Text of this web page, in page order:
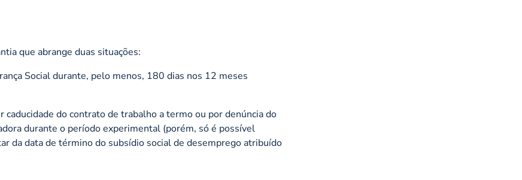
que abrange duas situações:
Social durante, pelo menos, 180 dias nos 12 meses
do contrato de trabalho a termo ou por denúncia do
durante o período experimental (porém, só é possível
da data de término do subsídio social de desemprego atribuído